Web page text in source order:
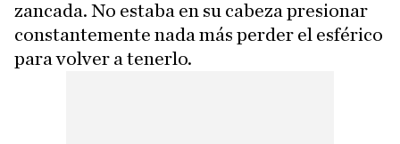
zancada. No estaba en su cabeza presionar
constantemente nada más perder el esférico
para volver a tenerlo.